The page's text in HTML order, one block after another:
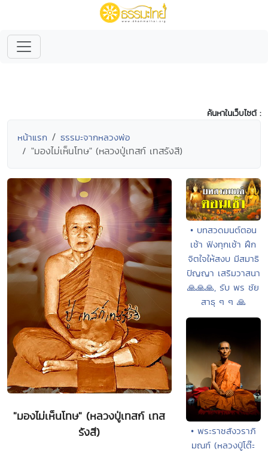
ค้นหาในเว็บไซต์ :
หน้าแรก ธรรมะจากหลวงพ่อ
"มองไม่เห็นโทษ" (หลวงปู่เทสก์ เทสรังสี)
"มองไม่เห็นโทษ" (หลวงปู่เทสก์ เทส
รังสี)
• บทสวดมนต์ตอน
เช้า ฟังทุกเช้า ฝึก
จิตใจให้สงบ มีสมาธิ
ปัญญา เสริมวาสนา
🙏🙏🙏, รับ พร ชัย
สาธุ ๆ ๆ 🙏
• พระราชสังวราภิ
มณฑ์ (หลวงปู่โต๊ะ